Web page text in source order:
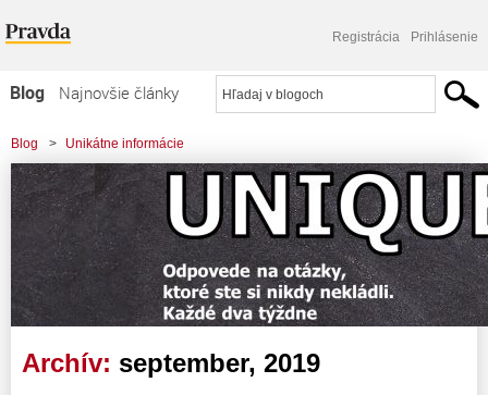
Registrácia Prihlásenie
Blog
Najnovšie články
Najčítanejšie články
Najkomentovanejšie články
Zoznam blogov
Komerčné blogy
Blog > Unikátne informácie
Archív: september, 2019